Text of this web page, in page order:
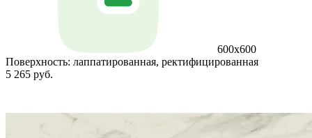
600x600
Поверхность: лаппатированная, ректифицированная
5 265 руб.